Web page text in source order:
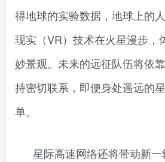
得地球的实验数据，地球上的
现实（VR）技术在火星漫步，
妙景观。未来的远征队伍将依
持密切联系，即便身处遥远的
单。
星际高速网络还将带动新